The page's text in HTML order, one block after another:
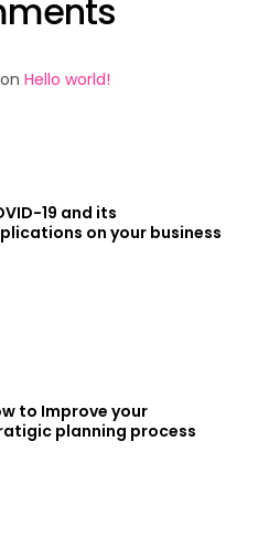
onHello world!
19 and its
on your business
to Improve your
planning process